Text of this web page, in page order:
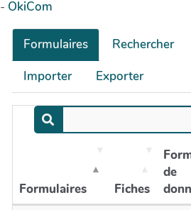
- OkiCom
Formulaires Rechercher
Importer
Exporter
Formulaires Fiches
de